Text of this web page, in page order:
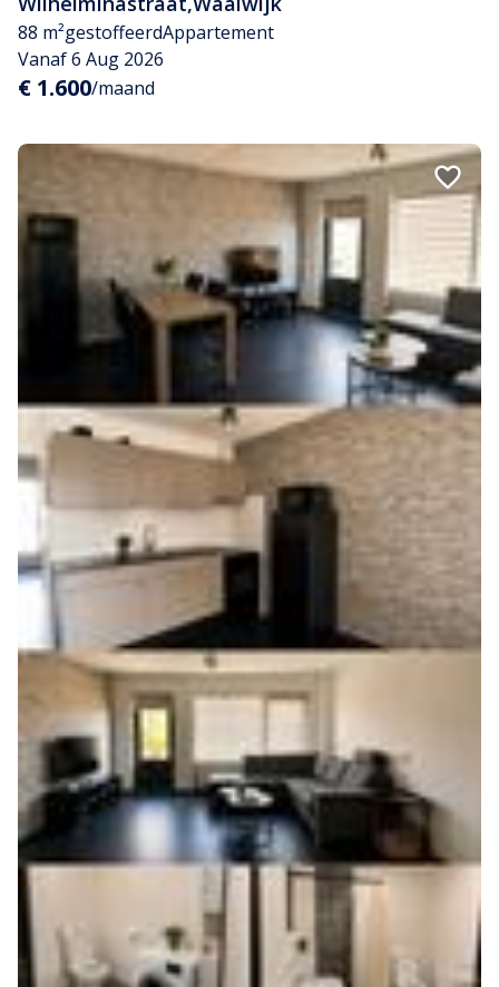
88 m²gestoffeerdAppartement
Vanaf 6 Aug 2026
€ 1.600/maand